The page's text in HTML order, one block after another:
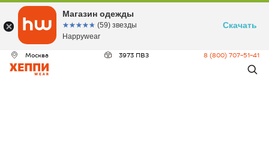
Москва 3973 ПВЗ 8 (800) 707-51-41
Магазин одежды
☆☆☆☆☆
★★★★★ (59) звезды
Happywear
Скачать